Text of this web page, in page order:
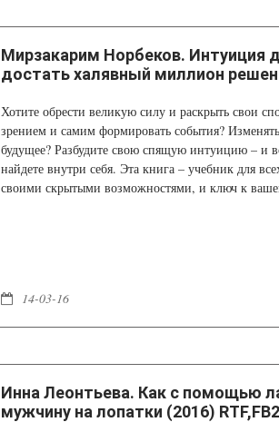
Мирзакарим Норбеков. Интуиция
достать халявный миллион
Хотите обрести великую силу и раскрыть свои
зрением и самим формировать события?
будущее? Разбудите свою спящую интуицию – и
найдете внутри себя. Эта книга – учебник для
своими скрытыми возможностями, и ключ к
14-03-16
Инна Леонтьева. Как с помощью
мужчину на лопатки (2016) RTF,FB2